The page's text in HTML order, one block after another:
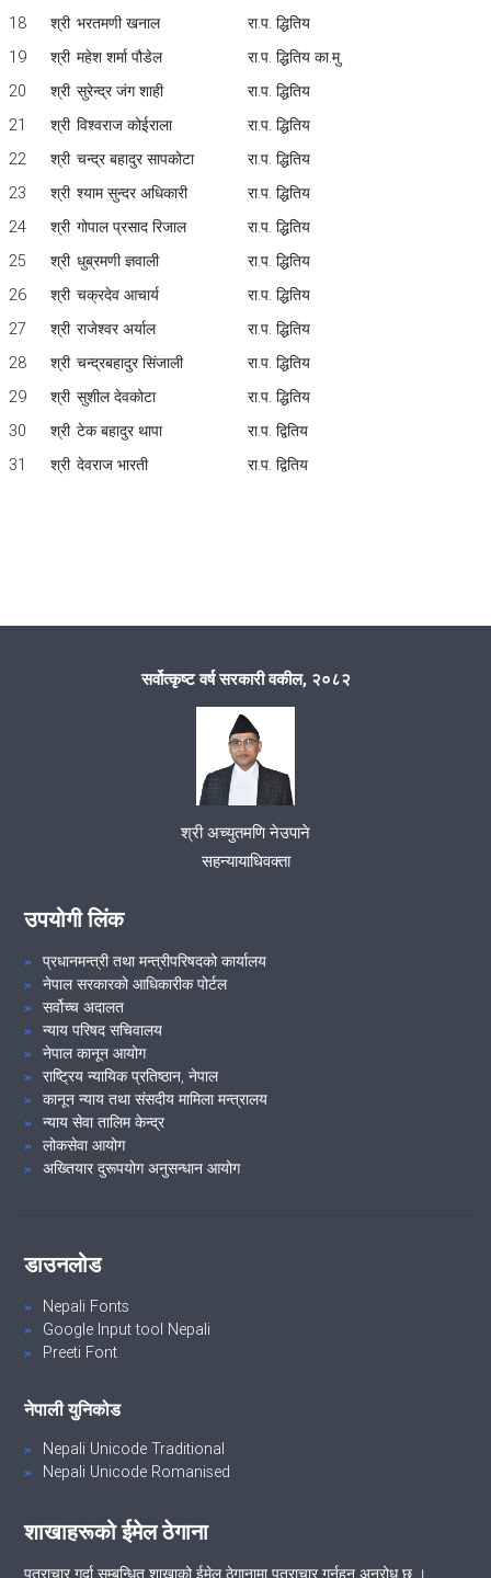
18
श्री भरतमणी खनाल
रा.प. द्धितिय
19
श्री महेश शर्मा पौडेल
रा.प. द्धितिय का.मु
20
श्री सुरेन्द्र जंग शाही
रा.प. द्धितिय
21
श्री विश्वराज कोईराला
रा.प. द्धितिय
22
श्री चन्द्र बहादुर सापकोटा
रा.प. द्धितिय
23
श्री श्याम सुन्दर अधिकारी
रा.प. द्धितिय
24
श्री गोपाल प्रसाद रिजाल
रा.प. द्धितिय
25
श्री धुब्रमणी ज्ञवाली
रा.प. द्धितिय
26
श्री चक्रदेव आचार्य
रा.प. द्धितिय
27
श्री राजेश्वर अर्याल
रा.प. द्धितिय
28
श्री चन्द्रबहादुर सिंजाली
रा.प. द्धितिय
29
श्री सुशील देवकोटा
रा.प. द्धितिय
30
श्री टेक बहादुर थापा
रा.प. द्वितिय
31
श्री देवराज भारती रा.प. द्वितिय
सर्वोत्कृष्ट वर्ष सरकारी वकील, २०८२
श्री अच्युतमणि नेउपाने
सहन्यायाधिवक्ता
उपयोगी लिंक
प्रधानमन्त्री तथा मन्त्रीपरिषदको कार्यालय
नेपाल सरकारको आधिकारीक पोर्टल
सर्वोच्च अदालत
न्याय परिषद सचिवालय
नेपाल कानून आयोग
राष्ट्रिय न्यायिक प्रतिष्ठान, नेपाल
कानून न्याय तथा संसदीय मामिला मन्त्रालय
न्याय सेवा तालिम केन्द्र
लोकसेवा आयोग
अख्तियार दुरूपयोग अनुसन्धान आयोग
डाउनलोड
Nepali Fonts
Google Input tool Nepali
Preeti Font
नेपाली युनिकोड
Nepali Unicode Traditional
Nepali Unicode Romanised
शाखाहरूको ईमेल ठेगाना
पत्राचार गर्दा सम्बन्धित शाखाको ईमेल ठेगानामा पत्राचार गर्नुहुन अनुरोध छ ।